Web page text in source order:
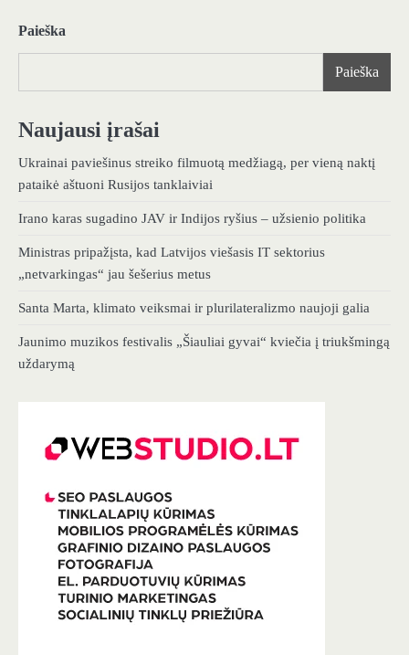
Paieška
Paieška
Naujausi įrašai
Ukrainai paviešinus streiko filmuotą medžiagą, per vieną naktį
pataikė aštuoni Rusijos tanklaiviai
Irano karas sugadino JAV ir Indijos ryšius – užsienio politika
Ministras pripažįsta, kad Latvijos viešasis IT sektorius
„netvarkingas“ jau šešerius metus
Santa Marta, klimato veiksmai ir plurilateralizmo naujoji galia
Jaunimo muzikos festivalis „Šiauliai gyvai“ kviečia į triukšmingą
uždarymą